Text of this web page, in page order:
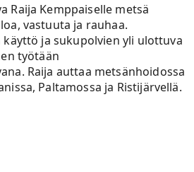
Raija Kemppaiselle metsä
vastuuta ja rauhaa.
ja sukupolvien yli ulottuva
työtään
Raija auttaa metsänhoidossa
Paltamossa ja Ristijärvellä.